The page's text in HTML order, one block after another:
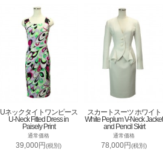
Uネックタイトワンピース
U-Neck Fitted Dress in
Paisely Print
通常価格
39,000円(税別)
スカートスーツ ホワイト
White Peplum V-Neck Jacket
and Pencil Skirt
通常価格
78,000円(税別)